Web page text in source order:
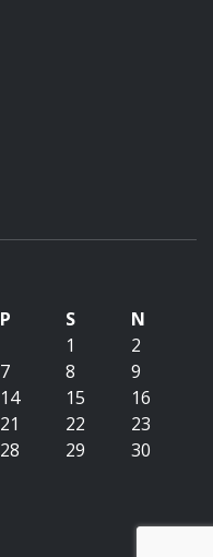
P S
N
1
2
7 8
9
14 15
16
21 22
23
28 29
30